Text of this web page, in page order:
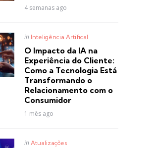
4 semanas ago
Posted
in Inteligência Artifical
O Impacto da IA na
Experiência do Cliente:
Como a Tecnologia Está
Transformando o
Relacionamento com o
Consumidor
1 mês ago
Posted
in Atualizações